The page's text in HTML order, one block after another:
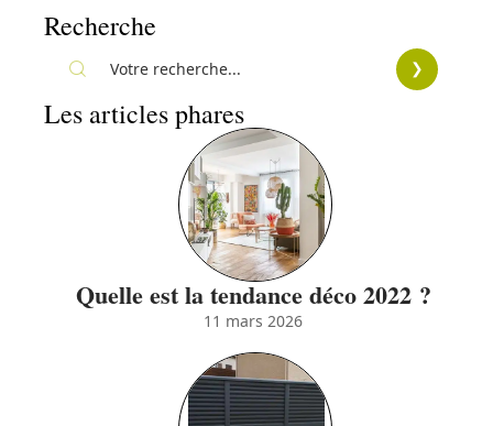
Recherche
Les articles phares
Quelle est la tendance déco 2022 ?
11 mars 2026